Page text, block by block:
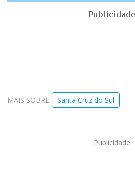
Publicidade
MAIS SOBRE Santa Cruz do Sul
Publicidade